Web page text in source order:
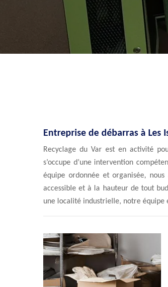
Entreprise de débarras à Les
Recyclage du Var est en activité
s’occupe d’une intervention
équipe ordonnée et organisée,
accessible et à la hauteur de tout
une localité industrielle, notre équipe